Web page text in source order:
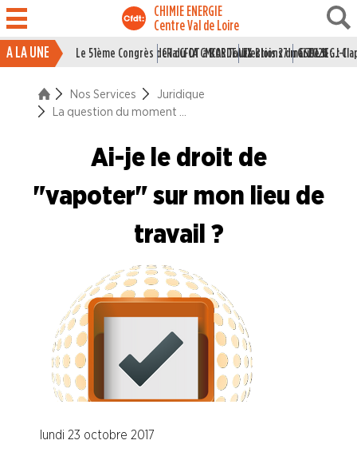
CHIMIE ENERGIE
Centre Val de Loire
ACTUALITÉ
ENTREPRISES
Le syndicat pour les jeunes
Le syndicat pour les cadres
Les accords nationaux interprofessionels
Conventions Collectives Nationales
Calcul des indemnités de licenciement et (…)
Comment fonctionne la justice
A LA UNE Le 51ème Congrès de la CFDT à BORDEAUX
CR du CA CMCAS Tours Blois 27 mai 2026
Elections du CSE LSI : J-1
Grille IEG :
Nos Services
Juridique
La question du moment ...
Ai-je le droit de
"vapoter" sur mon lieu de
travail ?
lundi 23 octobre 2017